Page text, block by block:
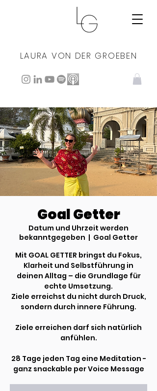
LAURA VON DER GROEBEN
Goal Getter
Datum und Uhrzeit werden
bekanntgegeben
  |
Goal Getter
Mit GOAL GETTER bringst du Fokus,
Klarheit und Selbstführung in
deinen Alltag – die Grundlage für
echte Umsetzung.
Ziele erreichst du nicht durch Druck,
sondern durch innere Führung.
Ziele erreichen darf sich natürlich
anfühlen.
28 Tage jeden Tag eine Meditation -
ganz snackable per Voice Message